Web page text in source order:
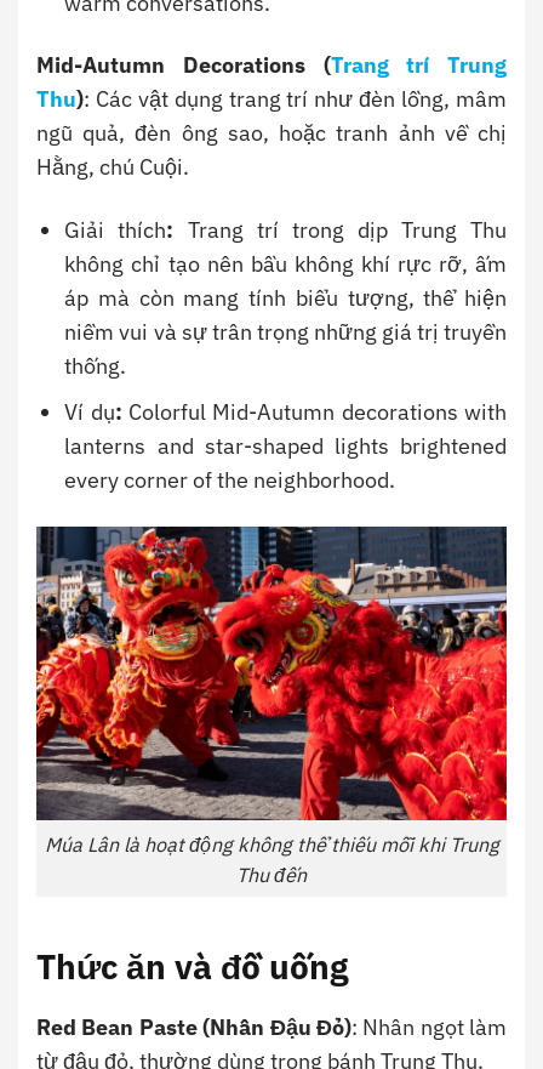
Mid-Autumn Decorations (Trang trí Trung
Thu): Các vật dụng trang trí như đèn lồng, mâm
ngũ quả, đèn ông sao, hoặc tranh ảnh về chị
Hằng, chú Cuội.
Giải thích: Trang trí trong dịp Trung Thu
không chỉ tạo nên bầu không khí rực rỡ, ấm
áp mà còn mang tính biểu tượng, thể hiện
niềm vui và sự trân trọng những giá trị truyền
thống.
Ví dụ: Colorful Mid-Autumn decorations with
lanterns and star-shaped lights brightened
every corner of the neighborhood.
Múa Lân là hoạt động không thể thiếu mỗi khi Trung
Thu đến
Thức ăn và đồ uống
Red Bean Paste (Nhân Đậu Đỏ): Nhân ngọt làm
từ đậu đỏ, thường dùng trong bánh Trung Thu.